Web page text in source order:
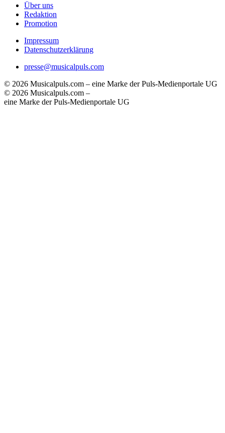
Über uns
Redaktion
Promotion
Impressum
Datenschutzerklärung
presse@musicalpuls.com
© 2026 Musicalpuls.com – eine Marke der Puls-Medienportale UG
© 2026 Musicalpuls.com –
eine Marke der Puls-Medienportale UG